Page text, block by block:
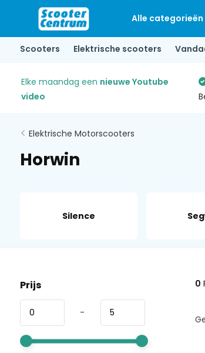
Alle categorieën
Scooters Elektrische scooters
Elke maandag een nieuwe Youtube
video
Elektrische Motorscooters
Horwin
Silence
Prijs
-
0